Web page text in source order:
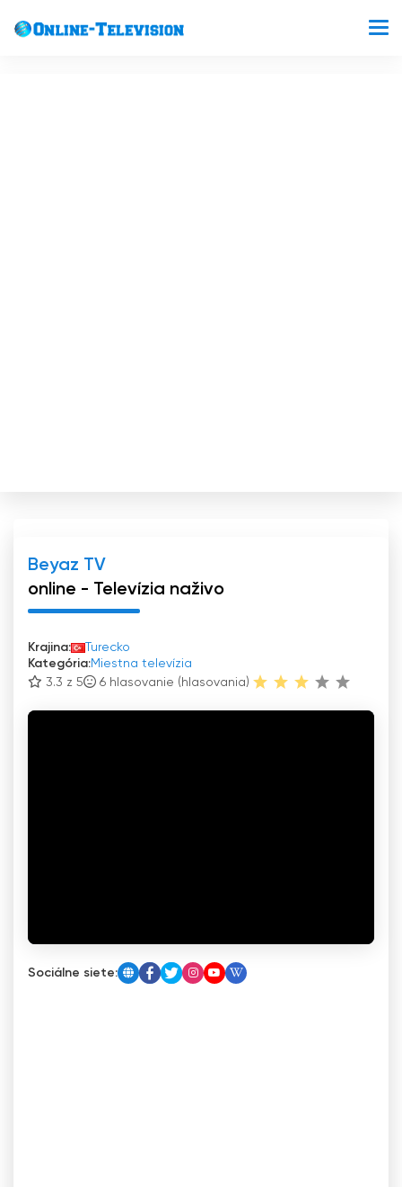
Beyaz TV
online - Televízia naživo
Krajina:
Turecko
Kategória:Miestna televízia
3.3 z 5
6 hlasovanie (hlasovania)
Sociálne siete: